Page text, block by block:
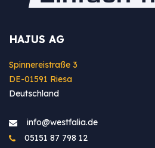
HAJUS AG
Spinnereistraße 3
DE-01591 Riesa
Deutschland
info@westfa​lia.de
05151 87 798 12